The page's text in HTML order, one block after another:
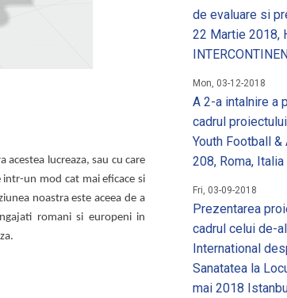
acestea lucreaza, sau cu care
un mod cat mai eficace si
noastra este aceea de a
romani si europeni in
de evaluare si
22 Martie 2018,
Mon, 03-12-2018
A 2-a intalnire a
cadrul
Youth Football
208, Roma, Italia
Fri, 03-09-2018
Prezentarea
cadrul celui de-
International
Sanatatea la
mai 2018